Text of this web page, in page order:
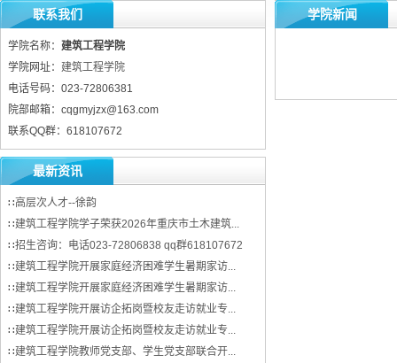
联系我们
学院名称： 建筑工程学院
学院网址： 建筑工程学院
电话号码：023-72806381
院部邮箱：cqgmyjzx@163.com
联系QQ群：618107672
最新资讯
∷高层次人才--徐韵
∷建筑工程学院学子荣获2026年重庆市土木建筑...
∷招生咨询：电话023-72806838 qq群618107672
∷建筑工程学院开展家庭经济困难学生暑期家访...
∷建筑工程学院开展家庭经济困难学生暑期家访...
∷建筑工程学院开展访企拓岗暨校友走访就业专...
∷建筑工程学院开展访企拓岗暨校友走访就业专...
∷建筑工程学院教师党支部、学生党支部联合开...
学院新闻